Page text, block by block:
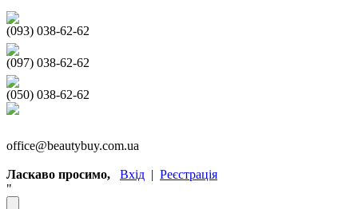
(093) 038-62-62
(097) 038-62-62
(050) 038-62-62
office@beautybuy.com.ua
Ласкаво просимо, Вхід | Реєстрація
"